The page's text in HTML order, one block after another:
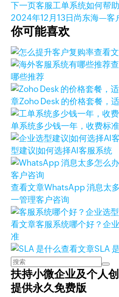
下一页客服工单系统如何帮
2024年12月13日 尚东海—客
你可能喜欢
查看
哪些推荐
章Zoho Desk 的价格套餐，
单系统多少钱一年，收费标
型建议|如何选择AI客服系统
查看文章WhatsApp 消息太
一管理客户咨询
看文章客服系统哪个好？企
准
查看文章SLA
扶持小微企业及个人创
提供永久免费版